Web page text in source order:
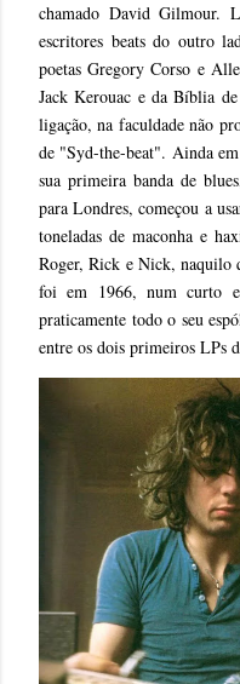
chamado David Gilmour.
escritores beats do outro
poetas Gregory Corso e
Jack Kerouac e da Bíblia
ligação, na faculdade não
de "Syd-the-beat". Ainda
sua primeira banda de
para Londres, começou a
toneladas de maconha e
Roger, Rick e Nick, naquilo
foi em 1966, num curto
praticamente todo o seu
entre os dois primeiros LPs